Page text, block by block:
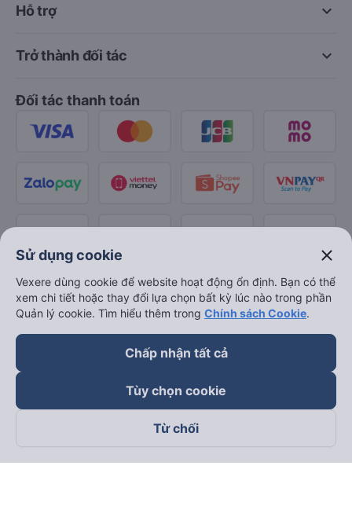
keyboard_arrow_down
Hỗ trợ
keyboard_arrow_down
Trở thành đối tác
Đối tác thanh toán
Theo dõi chúng tôi trên
Sử dụng cookie close
Vexere dùng cookie để website hoạt động ổn định. Bạn có thể
xem chi tiết hoặc thay đổi lựa chọn bất kỳ lúc nào trong phần
Quản lý cookie. Tìm hiểu thêm trong Chính sách Cookie.
Chấp nhận tất cả
Tùy chọn cookie
Từ chối